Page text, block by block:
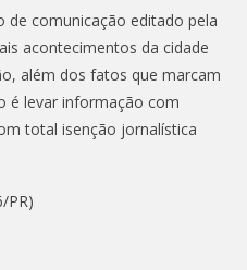
de comunicação editado pela
acontecimentos da cidade
além dos fatos que marcam
é levar informação com
total isenção jornalística
PR)